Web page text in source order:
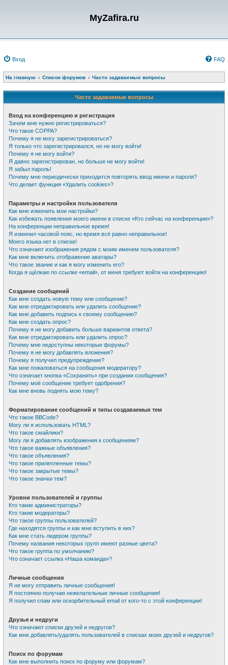
MyZafira.ru
Вход FAQ
На главную Список форумов Часто задаваемые вопросы
Часто задаваемые вопросы
Вход на конференцию и регистрация
Зачем мне нужно регистрироваться?
Что такое COPPA?
Почему я не могу зарегистрироваться?
Я только что зарегистрировался, но не могу войти!
Почему я не могу войти?
Я давно зарегистрирован, но больше не могу войти!
Я забыл пароль!
Почему мне периодически приходится повторять ввод имени и пароля?
Что делает функция «Удалить cookies»?
Параметры и настройки пользователя
Как мне изменить мои настройки?
Как избежать появления моего имени в списке «Кто сейчас на конференции»?
На конференции неправильное время!
Я изменил часовой пояс, но время всё равно неправильное!
Моего языка нет в списке!
Что означают изображения рядом с моим именем пользователя?
Как мне включить отображение аватары?
Что такое звание и как я могу изменить его?
Когда я щёлкаю по ссылке «email», от меня требуют войти на конференцию!
Создание сообщений
Как мне создать новую тему или сообщение?
Как мне отредактировать или удалить сообщение?
Как мне добавить подпись к своему сообщению?
Как мне создать опрос?
Почему я не могу добавить больше вариантов ответа?
Как мне отредактировать или удалить опрос?
Почему мне недоступны некоторые форумы?
Почему я не могу добавлять вложения?
Почему я получил предупреждение?
Как мне пожаловаться на сообщения модератору?
Что означает кнопка «Сохранить» при создании сообщения?
Почему моё сообщение требует одобрения?
Как мне вновь поднять мою тему?
Форматирование сообщений и типы создаваемых тем
Что такое BBCode?
Могу ли я использовать HTML?
Что такое смайлики?
Могу ли я добавлять изображения к сообщениям?
Что такое важные объявления?
Что такое объявления?
Что такое прилепленные темы?
Что такое закрытые темы?
Что такое значки тем?
Уровни пользователей и группы
Кто такие администраторы?
Кто такие модераторы?
Что такое группы пользователей?
Где находятся группы и как мне вступить в них?
Как мне стать лидером группы?
Почему названия некоторых групп имеют разные цвета?
Что такое группа по умолчанию?
Что означает ссылка «Наша команда»?
Личные сообщения
Я не могу отправить личные сообщения!
Я постоянно получаю нежелательные личные сообщения!
Я получил спам или оскорбительный email от кого-то с этой конференции!
Друзья и недруги
Что означают списки друзей и недругов?
Как мне добавлять/удалять пользователей в списках моих друзей и недругов?
Поиск по форумам
Как мне выполнить поиск по форуму или форумам?